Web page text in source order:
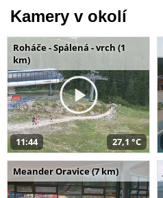
Kamery v okolí
Roháče - Spálená - vrch (1
km)
11:44 27,1 °C
Meander Oravice (7 km)